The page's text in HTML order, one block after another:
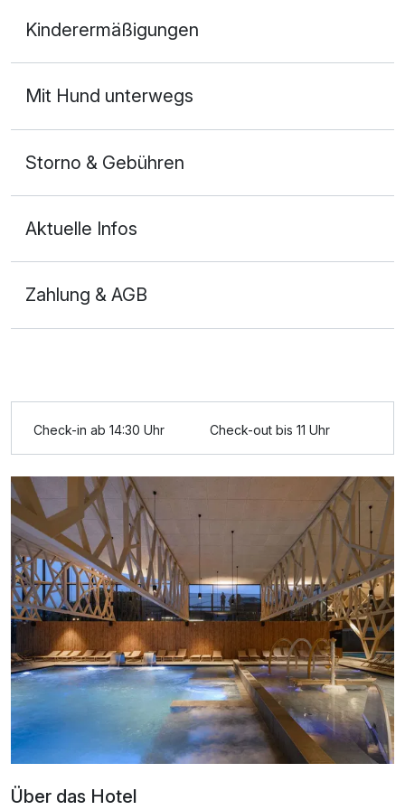
Kostenloses W-LAN
Balkon
Ausstattung
p.P. ab594,00 €
Doppelzimmer Standard Wald Seite
2 Erwachsene und 2 Kinder
Kinderermäßigungen
Mit Hund unterwegs
Storno & Gebühren
Aktuelle Infos
Zahlung & AGB
Check-in ab 14:30 Uhr Check-out bis 11 Uhr
Über das Hotel